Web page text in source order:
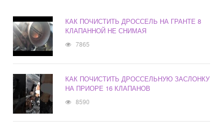
КАК ПОЧИСТИТЬ ДРОССЕЛЬ НА ГРАНТЕ 8
КЛАПАННОЙ НЕ СНИМАЯ
7865
КАК ПОЧИСТИТЬ ДРОССЕЛЬНУЮ ЗАСЛОНКУ
НА ПРИОРЕ 16 КЛАПАНОВ
8590